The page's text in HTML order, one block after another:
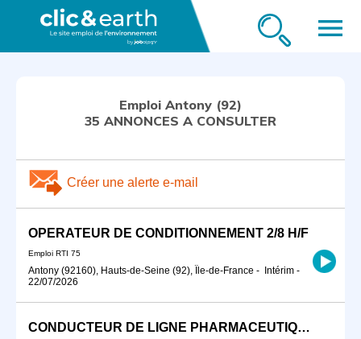
menu
Emploi Antony (92)
35 ANNONCES A CONSULTER
Créer une alerte e-mail
OPERATEUR DE CONDITIONNEMENT 2/8 H/F
Emploi RTI 75
Antony (92160), Hauts-de-Seine (92), Île-de-France - Intérim -
22/07/2026
CONDUCTEUR DE LIGNE PHARMACEUTIQUE